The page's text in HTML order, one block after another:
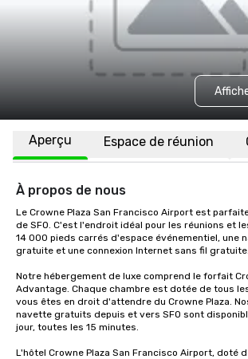
Aperçu Espace de réunion
À propos de nous
Le Crowne Plaza San Francisco Airport est
de SFO. C'est l'endroit idéal pour les réunions et
14 000 pieds carrés d'espace événementiel, une
gratuite et une connexion Internet sans fil gratuite.
Notre hébergement de luxe comprend le forfait
Advantage. Chaque chambre est dotée de tous
vous êtes en droit d'attendre du Crowne Plaza.
navette gratuits depuis et vers SFO sont
jour, toutes les 15 minutes.
L'hôtel Crowne Plaza San Francisco Airport, doté